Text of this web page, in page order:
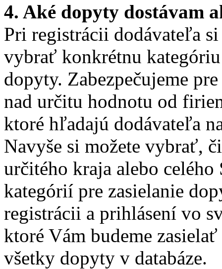
4. Aké dopyty dostávam
Pri registrácii dodávateľa
vybrať konkrétnu
dopyty. Zabezpečujeme
nad určitu hodnotu od
ktoré hľadajú dodávateľa
Navyše si možete vybrať,
určitého kraja alebo
kategórií pre zasielanie
registrácii a prihlásení vo
ktoré Vám budeme
všetky dopyty v databáze.